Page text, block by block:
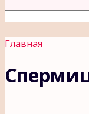
Поиск:
Главная